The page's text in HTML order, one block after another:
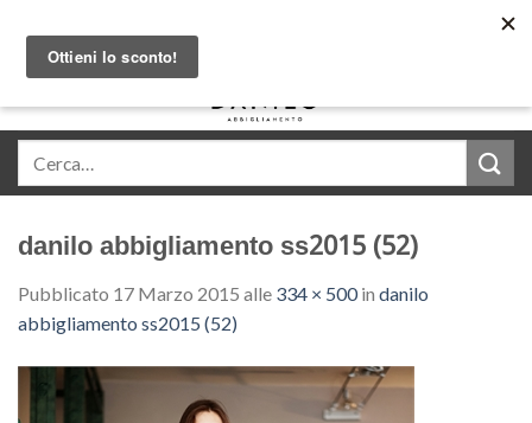
content
danilo abbigliamento ss2015 (52)
Pubblicato 17 Marzo 2015 alle 334 × 500in danilo
abbigliamento ss2015 (52)